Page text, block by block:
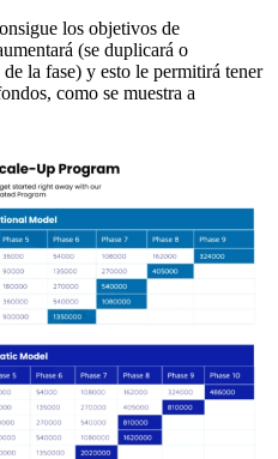
los objetivos de
(se duplicará o
la fase) y esto le permitirá tener
como se muestra a